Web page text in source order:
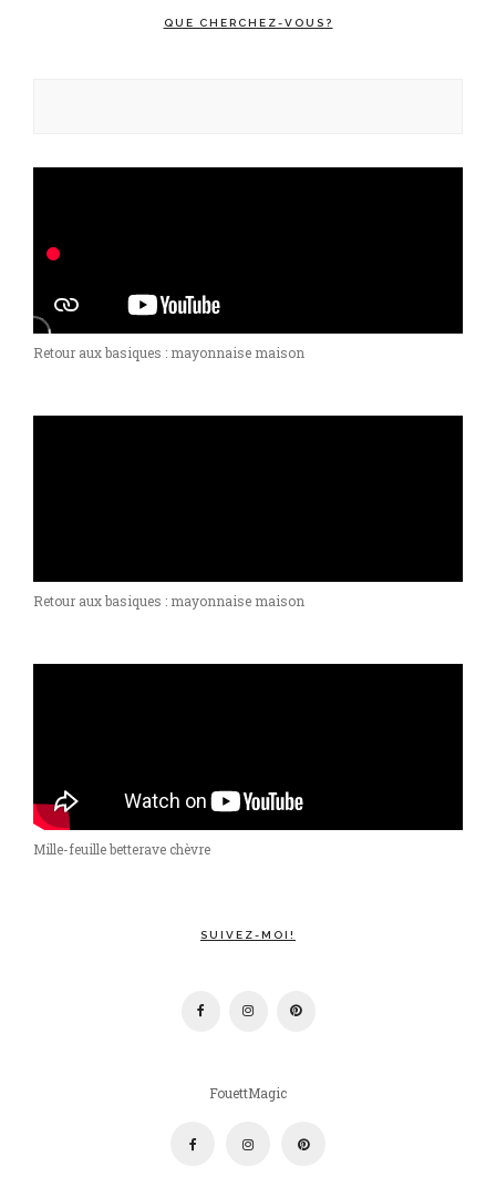
QUE CHERCHEZ-VOUS?
Retour aux basiques : mayonnaise maison
Retour aux basiques : mayonnaise maison
Mille-feuille betterave chèvre
SUIVEZ-MOI!
FouettMagic